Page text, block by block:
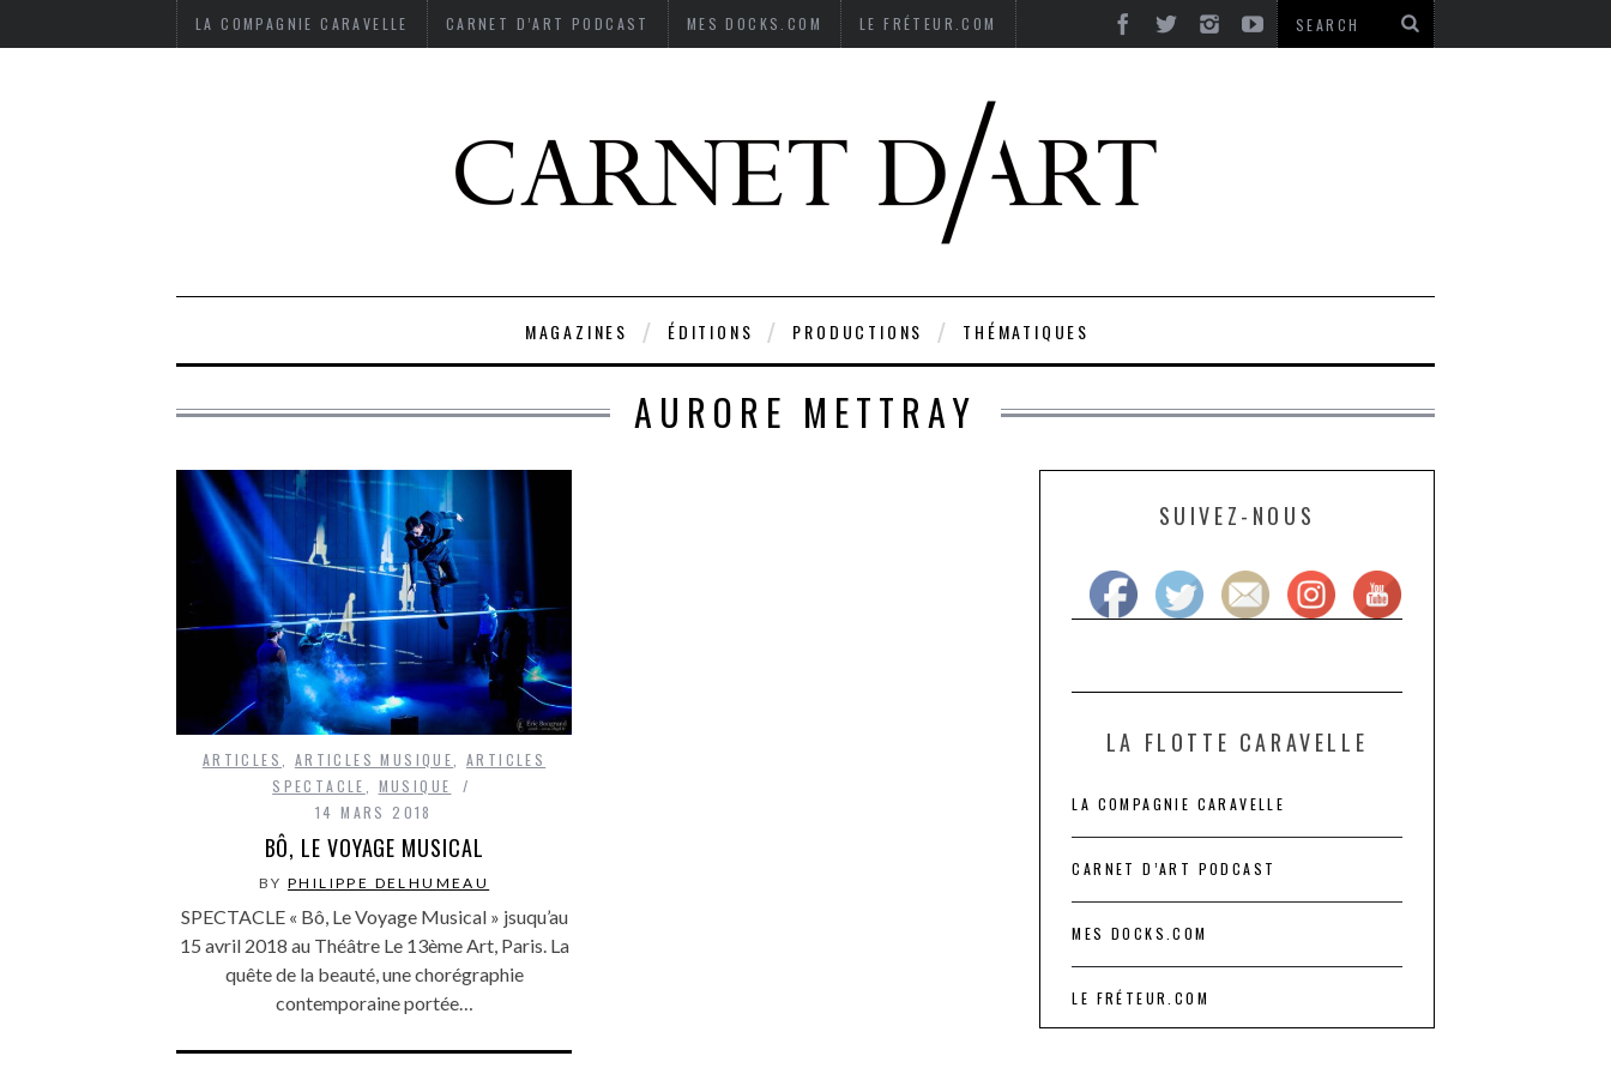
LA COMPAGNIE CARAVELLE CARNET D’ART PODCAST MES DOCKS.COM LE FRÉTEUR.COM
MAGAZINES ÉDITIONS PRODUCTIONS THÉMATIQUES
AURORE METTRAY
ARTICLES ARTICLES MUSIQUE ,ARTICLES
SPECTACLE
MUSIQUE
14 MARS 2018
BÔ, LE VOYAGE MUSICAL
BY PHILIPPE DELHUMEAU
SPECTACLE « Bô, Le Voyage Musical » jsuqu’au
15 avril 2018 au Théâtre Le 13ème Art, Paris. La
quête de la beauté, une chorégraphie
contemporaine portée…
SUIVEZ-NOUS
LA FLOTTE CARAVELLE
LA COMPAGNIE CARAVELLE
CARNET D’ART PODCAST
MES DOCKS.COM
LE FRÉTEUR.COM